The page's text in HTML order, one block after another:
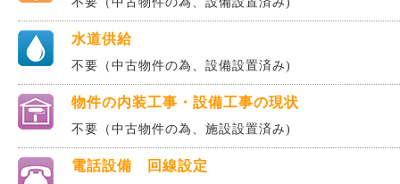
水道供給
不要（中古物件の為、設備設置済み)
物件の内装工事・設備工事の現状
不要（中古物件の為、施設設置済み)
電話設備 回線設定